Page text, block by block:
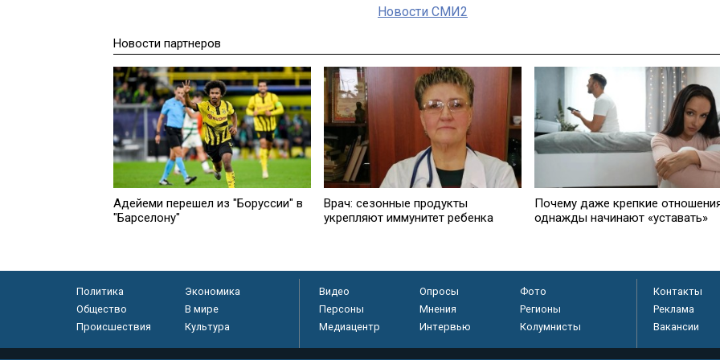
Новости СМИ2
Новости партнеров
Адейеми перешел из "Боруссии" в
"Барселону"
Врач: сезонные продукты
укрепляют иммунитет ребенка
Почему даже крепкие
однажды начинают «уставать»
Политика
Экономика
Общество
В мире
Происшествия
Культура
Видео Опросы
Фото
Персоны
Мнения
Регионы
Медиацентр
Интервью Колумнисты
Контакты
Реклама
Вакансии